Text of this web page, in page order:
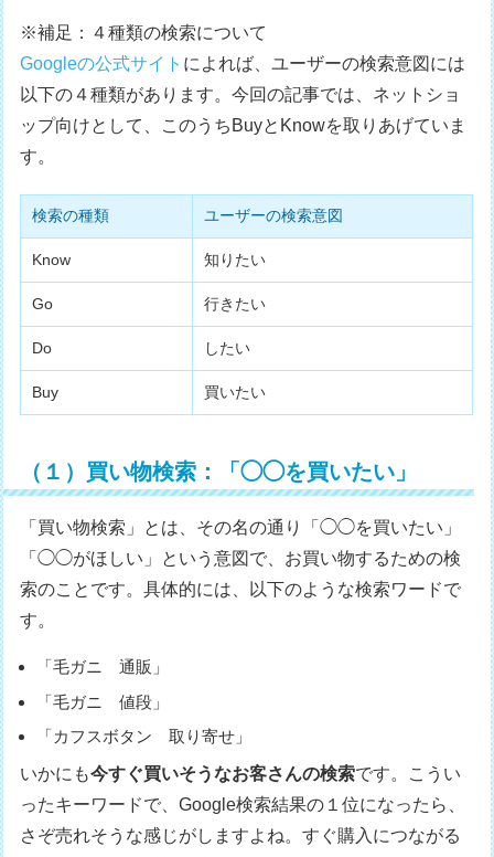
※補足：４種類の検索について
Googleの公式サイト によれば、ユーザーの検索意図には
以下の４種類があります。今回の記事では、ネットショ
ップ向けとして、このうちBuyとKnowを取りあげていま
す。
検索の種類 ユーザーの検索意図
Know 知りたい
Go 行きたい
Do したい
Buy 買いたい
（１）買い物検索：「◯◯を買いたい」
「買い物検索」とは、その名の通り「◯◯を買いたい」
「◯◯がほしい」という意図で、お買い物するための検
索のことです。具体的には、以下のような検索ワードで
す。
「毛ガニ 通販」
「毛ガニ 値段」
「カフスボタン 取り寄せ」
いかにも今すぐ買いそうなお客さんの検索です。こうい
ったキーワードで、Google検索結果の１位になったら、
さぞ売れそうな感じがしますよね。すぐ購入につながる